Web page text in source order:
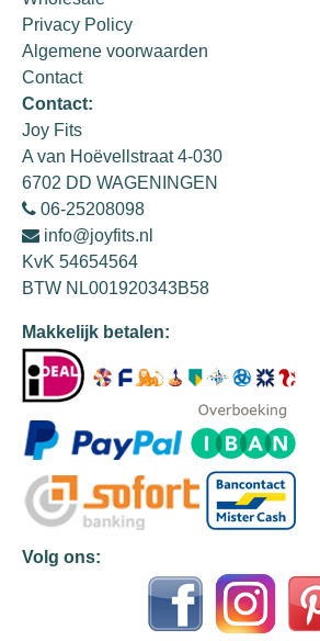
Privacy Policy
Algemene voorwaarden
Contact
Contact:
Joy Fits
A van Hoëvellstraat 4-030
6702 DD WAGENINGEN
06-25208098
info@joyfits.nl
KvK 54654564
BTW NL001920343B58
Makkelijk betalen:
Volg ons: